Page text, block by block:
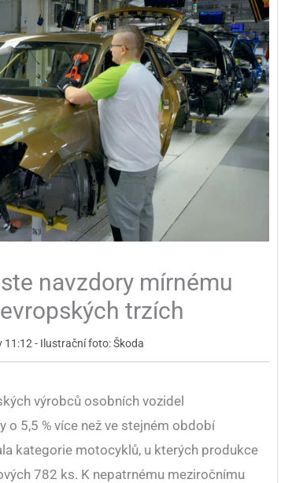
navzdory mírnému
trzích
11:12 - Ilustrační foto: Škoda
výrobců osobních vozidel
5,5 % více než ve stejném období
kategorie motocyklů, u kterých produkce
782 ks. K nepatrnému meziročnímu